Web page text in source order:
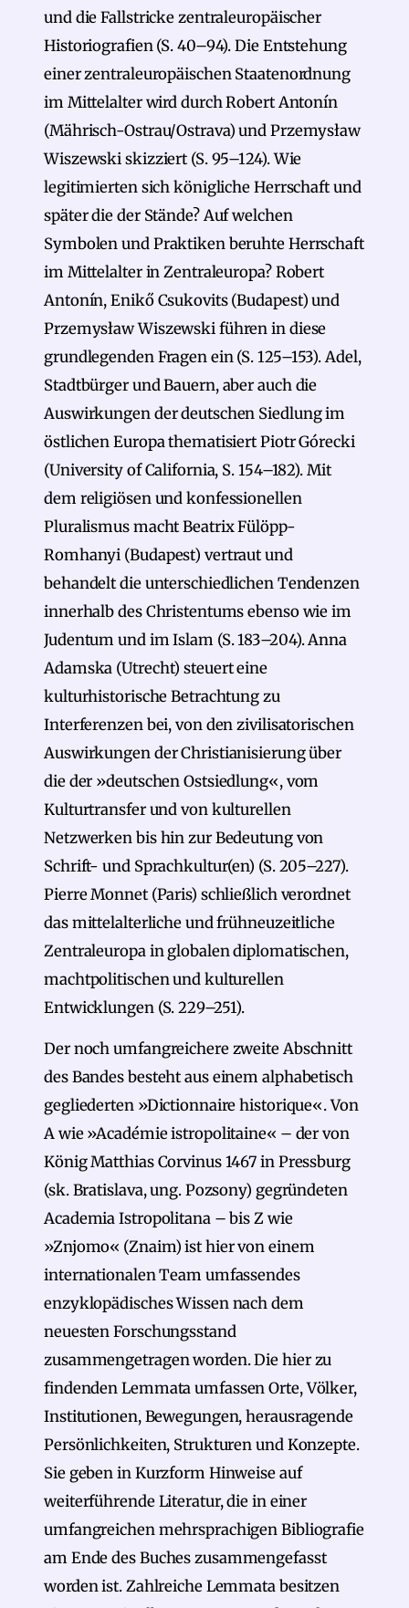
und die Fallstricke zentraleuropäischer
Historiografien (S. 40–94). Die Entstehung
einer zentraleuropäischen Staatenordnung
im Mittelalter wird durch Robert Antonín
(Mährisch-Ostrau/Ostrava) und Przemysław
Wiszewski skizziert (S. 95–124). Wie
legitimierten sich königliche Herrschaft und
später die der Stände? Auf welchen
Symbolen und Praktiken beruhte Herrschaft
im Mittelalter in Zentraleuropa? Robert
Antonín, Enikő Csukovits (Budapest) und
Przemysław Wiszewski führen in diese
grundlegenden Fragen ein (S. 125–153). Adel,
Stadtbürger und Bauern, aber auch die
Auswirkungen der deutschen Siedlung im
östlichen Europa thematisiert Piotr Górecki
(University of California, S. 154–182). Mit
dem religiösen und konfessionellen
Pluralismus macht Beatrix Fülöpp-
Romhanyi (Budapest) vertraut und
behandelt die unterschiedlichen Tendenzen
innerhalb des Christentums ebenso wie im
Judentum und im Islam (S. 183–204). Anna
Adamska (Utrecht) steuert eine
kulturhistorische Betrachtung zu
Interferenzen bei, von den zivilisatorischen
Auswirkungen der Christianisierung über
die der »deutschen Ostsiedlung«, vom
Kulturtransfer und von kulturellen
Netzwerken bis hin zur Bedeutung von
Schrift- und Sprachkultur(en) (S. 205–227).
Pierre Monnet (Paris) schließlich verordnet
das mittelalterliche und frühneuzeitliche
Zentraleuropa in globalen diplomatischen,
machtpolitischen und kulturellen
Entwicklungen (S. 229–251).
Der noch umfangreichere zweite Abschnitt
des Bandes besteht aus einem alphabetisch
gegliederten »Dictionnaire historique«. Von
A wie »Académie istropolitaine« – der von
König Matthias Corvinus 1467 in Pressburg
(sk. Bratislava, ung. Pozsony) gegründeten
Academia Istropolitana – bis Z wie
»Znjomo« (Znaim) ist hier von einem
internationalen Team umfassendes
enzyklopädisches Wissen nach dem
neuesten Forschungsstand
zusammengetragen worden. Die hier zu
findenden Lemmata umfassen Orte, Völker,
Institutionen, Bewegungen, herausragende
Persönlichkeiten, Strukturen und Konzepte.
Sie geben in Kurzform Hinweise auf
weiterführende Literatur, die in einer
umfangreichen mehrsprachigen Bibliografie
am Ende des Buches zusammengefasst
worden ist. Zahlreiche Lemmata besitzen